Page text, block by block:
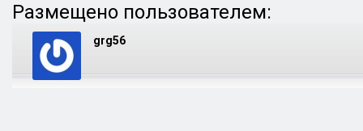
Размещено пользователем:
grg56